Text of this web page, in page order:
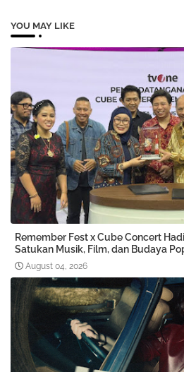
YOU MAY LIKE
Remember Fest x Cube Concert
Satukan Musik, Film, dan Budaya
August 04, 2026